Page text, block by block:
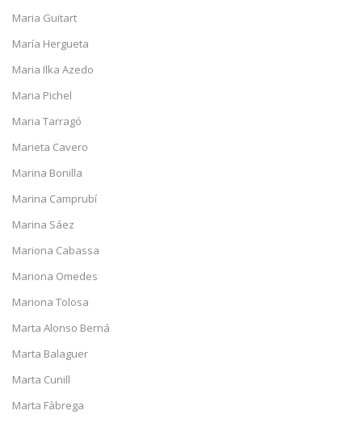
Maria Guitart
María Hergueta
Maria Ilka Azedo
Maria Pichel
Maria Tarragó
Marieta Cavero
Marina Bonilla
Marina Camprubí
Marina Sáez
Mariona Cabassa
Mariona Omedes
Mariona Tolosa
Marta Alonso Berná
Marta Balaguer
Marta Cunill
Marta Fàbrega